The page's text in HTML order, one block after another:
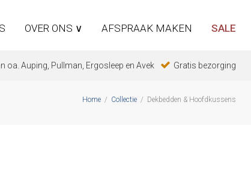
OVER ONS ∨ AFSPRAAK MAKEN SALE
oa. Auping, Pullman, Ergosleep en Avek Gratis bezorging
Home / Collectie / Dekbedden & Hoofdkussens